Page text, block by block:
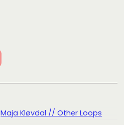
Maja Kløvdal // Other Loops